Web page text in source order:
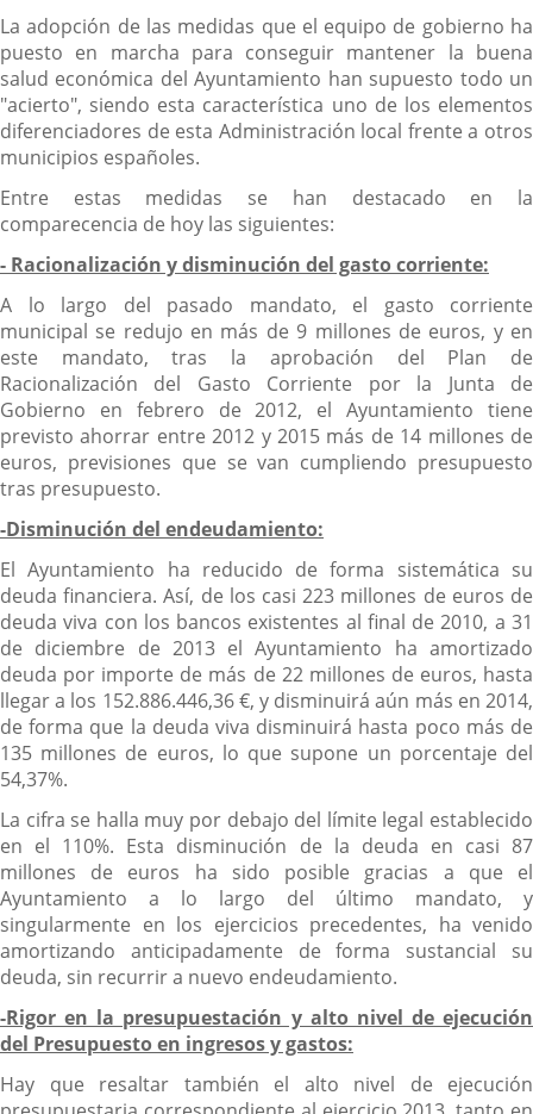
La adopción de las medidas que el equipo de gobierno ha
puesto en marcha para conseguir mantener la buena
salud económica del Ayuntamiento han supuesto todo un
"acierto", siendo esta característica uno de los elementos
diferenciadores de esta Administración local frente a otros
municipios españoles.
Entre estas medidas se han destacado en la
comparecencia de hoy las siguientes:
- Racionalización y disminución del gasto corriente:
A lo largo del pasado mandato, el gasto corriente
municipal se redujo en más de 9 millones de euros, y en
este mandato, tras la aprobación del Plan de
Racionalización del Gasto Corriente por la Junta de
Gobierno en febrero de 2012, el Ayuntamiento tiene
previsto ahorrar entre 2012 y 2015 más de 14 millones de
euros, previsiones que se van cumpliendo presupuesto
tras presupuesto.
-Disminución del endeudamiento:
El Ayuntamiento ha reducido de forma sistemática su
deuda financiera. Así, de los casi 223 millones de euros de
deuda viva con los bancos existentes al final de 2010, a 31
de diciembre de 2013 el Ayuntamiento ha amortizado
deuda por importe de más de 22 millones de euros, hasta
llegar a los 152.886.446,36 €, y disminuirá aún más en 2014,
de forma que la deuda viva disminuirá hasta poco más de
135 millones de euros, lo que supone un porcentaje del
54,37%.
La cifra se halla muy por debajo del límite legal establecido
en el 110%. Esta disminución de la deuda en casi 87
millones de euros ha sido posible gracias a que el
Ayuntamiento a lo largo del último mandato, y
singularmente en los ejercicios precedentes, ha venido
amortizando anticipadamente de forma sustancial su
deuda, sin recurrir a nuevo endeudamiento.
-Rigor en la presupuestación y alto nivel de ejecución
del Presupuesto en ingresos y gastos:
Hay que resaltar también el alto nivel de ejecución